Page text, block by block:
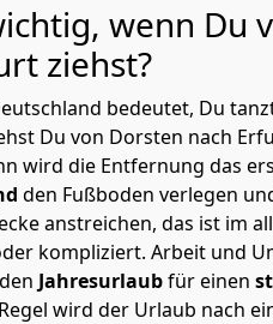
wenn Du
ziehst?
bedeutet, Du
Du von Dorsten nach
wird die Entfernung das
den Fußboden verlegen
anstreichen, das ist im
kompliziert. Arbeit und
Jahresurlaubfür einen
wird der Urlaub nach